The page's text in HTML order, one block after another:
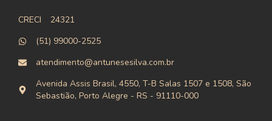
CRECI
24321
(51) 99000-2525
atendimento@antunesesilva.com.br
Avenida Assis Brasil, 4550, T-B Salas 1507 e 1508, São
Sebastião, Porto Alegre - RS - 91110-000